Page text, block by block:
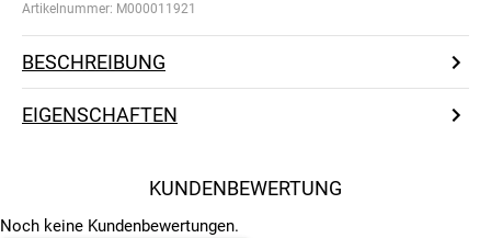
Artikelnummer: M000011921
BESCHREIBUNG
EIGENSCHAFTEN
KUNDENBEWERTUNG
Noch keine Kundenbewertungen.